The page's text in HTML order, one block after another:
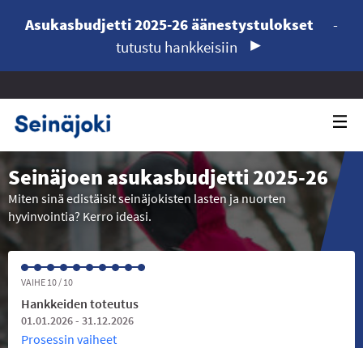
Asukasbudjetti 2025-26 äänestystulokset
-
tutustu hankkeisiin
Seinäjoen asukasbudjetti 2025-26
Miten sinä edistäisit seinäjokisten lasten ja nuorten
hyvinvointia? Kerro ideasi.
VAIHE 10 / 10
Hankkeiden toteutus
01.01.2026 - 31.12.2026
Prosessin vaiheet